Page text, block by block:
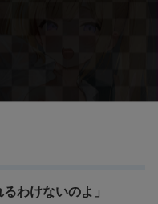
わけないのよ」